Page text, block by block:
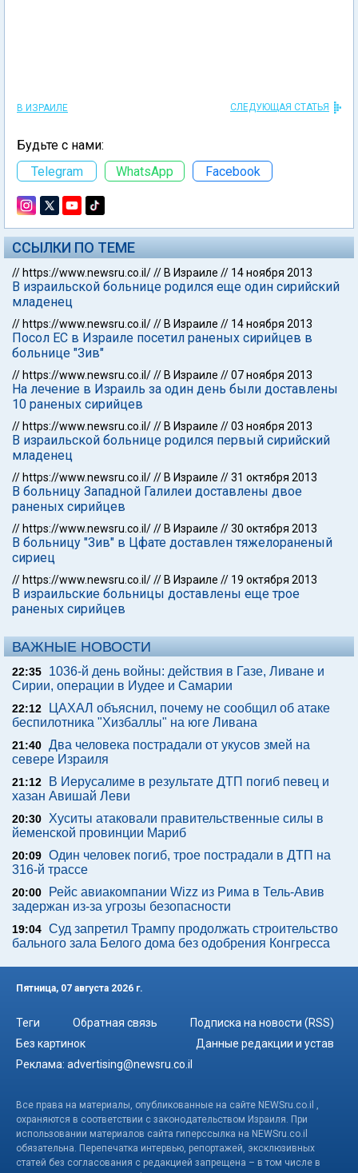
В ИЗРАИЛЕ СЛЕДУЮЩАЯ СТАТЬЯ
Будьте с нами:
Telegram
WhatsApp Facebook
ССЫЛКИ ПО ТЕМЕ
// https://www.newsru.co.il/// В Израиле // 14 ноября 2013
В израильской больнице родился еще один сирийский
младенец
// https://www.newsru.co.il/// В Израиле // 14 ноября 2013
Посол ЕС в Израиле посетил раненых сирийцев в
больнице "Зив"
// https://www.newsru.co.il/// В Израиле //07 ноября 2013
На лечение в Израиль за один день были доставлены
10 раненых сирийцев
// https://www.newsru.co.il/// В Израиле //03 ноября 2013
В израильской больнице родился первый сирийский
младенец
// https://www.newsru.co.il/// В Израиле //31 октября 2013
В больницу Западной Галилеи доставлены двое
раненых сирийцев
// https://www.newsru.co.il/// В Израиле //30 октября 2013
В больницу "Зив" в Цфате доставлен тяжелораненый
сириец
// https://www.newsru.co.il/// В Израиле // 19 октября 2013
В израильские больницы доставлены еще трое
раненых сирийцев
ВАЖНЫЕ НОВОСТИ
22:35
1036-й день войны: действия в Газе, Ливане и
Сирии, операции в Иудее и Самарии
22:12
ЦАХАЛ объяснил, почему не сообщил об атаке
беспилотника "Хизбаллы" на юге Ливана
21:40 Два человека пострадали от укусов змей на
севере Израиля
21:12
В Иерусалиме в результате ДТП погиб певец и
хазан Авишай Леви
20:30
Хуситы атаковали правительственные силы в
йеменской провинции Мариб
20:09 Один человек погиб, трое пострадали в ДТП на
316-й трассе
20:00
Рейс авиакомпании Wizz из Рима в Тель-Авив
задержан из-за угрозы безопасности
19:04 Суд запретил Трампу продолжать строительство
бального зала Белого дома без одобрения Конгресса
Пятница, 07 августа 2026 г.
Теги Обратная связь
Подписка на новости (RSS)
Без картинок
Данные редакции и устав
Реклама: advertising@newsru.co.il
Все права на материалы, опубликованные на сайте NEWSru.co.il ,
охраняются в соответствии с законодательством Израиля. При
использовании материалов сайта гиперссылка на NEWSru.co.il
обязательна. Перепечатка интервью, репортажей, эксклюзивных
статей без согласования с редакцией запрещена – в том числе в